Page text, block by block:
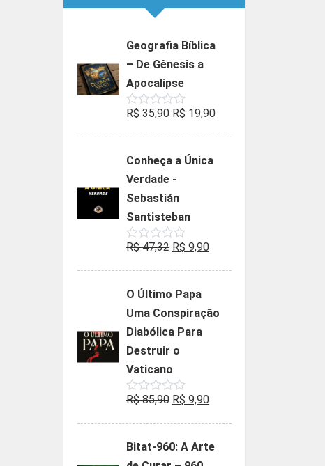
Geografia Bíblica
– De Gênesis a
Apocalipse
Avaliação
de
R$35,90 O
era:
R$ 19,90O
Conheça a Única
Verdade -
Sebastián
Santisteban
Avaliação
de
R$47,32 O
era:
R$ 47,32.
R$ 9,90O
R$ 9,90.
O Último Papa
Uma Conspiração
Diabólica Para
Destruir o
Vaticano
Avaliação
de
R$85,90 O
era:
R$ 9,90O
é:
Bitat-960: A Arte